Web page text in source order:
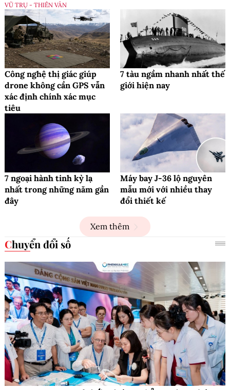
VŨ TRỤ - THIÊN VĂN
Công nghệ thị giác giúp
drone không cần GPS vẫn
xác định chính xác mục
tiêu
7 tàu ngầm nhanh nhất thế
giới hiện nay
7 ngoại hành tinh kỳ lạ
nhất trong những năm gần
đây
Máy bay J-36 lộ nguyên
mẫu mới với nhiều thay
đổi thiết kế
Xem thêm
Chuyển đổi số